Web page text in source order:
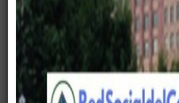
Empty
Pirámide Digital Entrenamiento
Servicios